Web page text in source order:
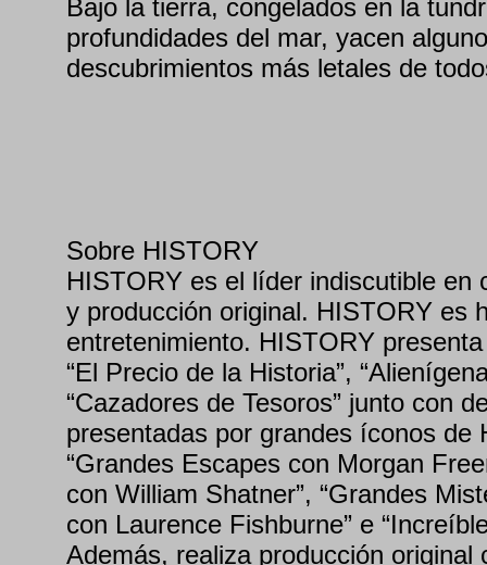
Bajo la tierra, congelados en la
profundidades del mar, yacen
descubrimientos más letales de
Sobre HISTORY
HISTORY es el líder indiscutible en
y producción original. HISTORY es
entretenimiento. HISTORY
“El Precio de la Historia”,
“Cazadores de Tesoros” junto con
presentadas por grandes íconos de
“Grandes Escapes con Morgan
con William Shatner”, “Grandes
con Laurence Fishburne” e
Además, realiza producción original